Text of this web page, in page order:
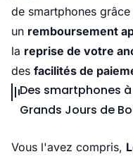
de smartphones
un remboursement
la reprise de votre
des facilités de
Des smartphones
Grands Jours de
Vous l'avez compris,